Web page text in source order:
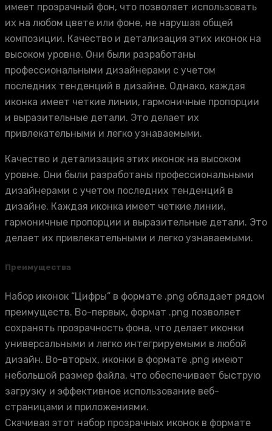
имеет прозрачный фон, что позволяет использовать
их на любом цвете или фоне, не нарушая общей
композиции. Качество и детализация этих иконок на
высоком уровне. Они были разработаны
профессиональными дизайнерами с учетом
последних тенденций в дизайне. Однако, каждая
иконка имеет четкие линии, гармоничные пропорции
и выразительные детали. Это делает их
привлекательными и легко узнаваемыми.
Качество и детализация этих иконок на высоком
уровне. Они были разработаны профессиональными
дизайнерами с учетом последних тенденций в
дизайне. Каждая иконка имеет четкие линии,
гармоничные пропорции и выразительные детали. Это
делает их привлекательными и легко узнаваемыми.
Преимущества
Набор иконок “Цифры” в формате .png обладает рядом
преимуществ. Во-первых, формат .png позволяет
сохранять прозрачность фона, что делает иконки
универсальными и легко интегрируемыми в любой
дизайн. Во-вторых, иконки в формате .png имеют
небольшой размер файла, что обеспечивает быструю
загрузку и эффективное использование веб-
страницами и приложениями.
Скачивая этот набор прозрачных иконок в формате